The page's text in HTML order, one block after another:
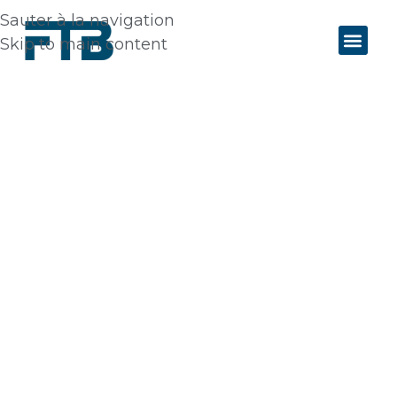
Sauter à la navigation
Skip to main content